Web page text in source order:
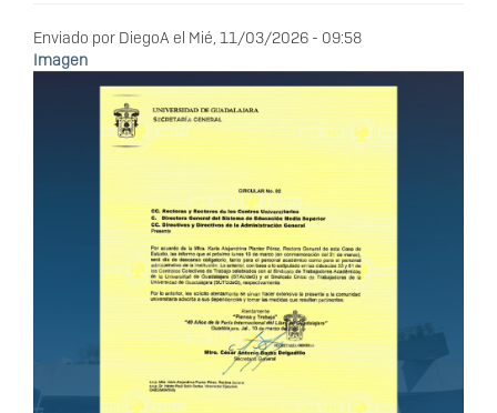
Enviado por DiegoA el Mié, 11/03/2026 - 09:58
Imagen